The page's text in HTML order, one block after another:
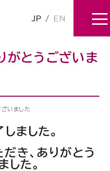
JP / EN
がとうございま
いました
ました。
き、ありがとう
した。